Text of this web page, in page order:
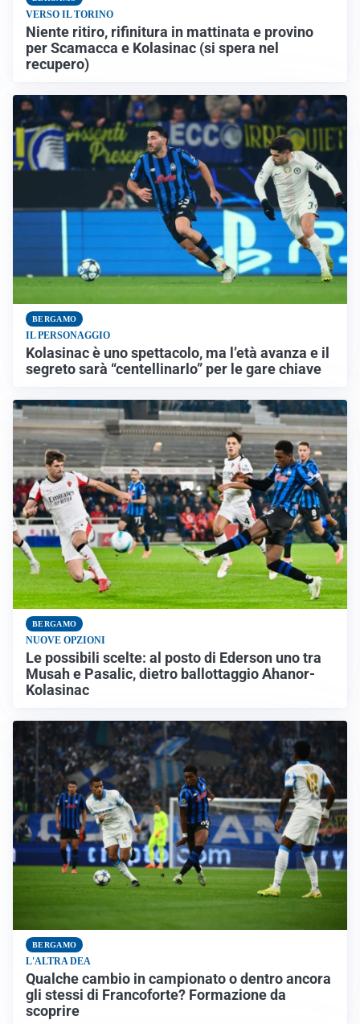
VERSO IL TORINO
Niente ritiro, rifinitura in mattinata e provino
per Scamacca e Kolasinac (si spera nel
recupero)
BERGAMO
IL PERSONAGGIO
Kolasinac è uno spettacolo, ma l’età avanza e il
segreto sarà “centellinarlo” per le gare chiave
BERGAMO
NUOVE OPZIONI
Le possibili scelte: al posto di Ederson uno tra
Musah e Pasalic, dietro ballottaggio Ahanor-
Kolasinac
BERGAMO
L'ALTRA DEA
Qualche cambio in campionato o dentro ancora
gli stessi di Francoforte? Formazione da
scoprire